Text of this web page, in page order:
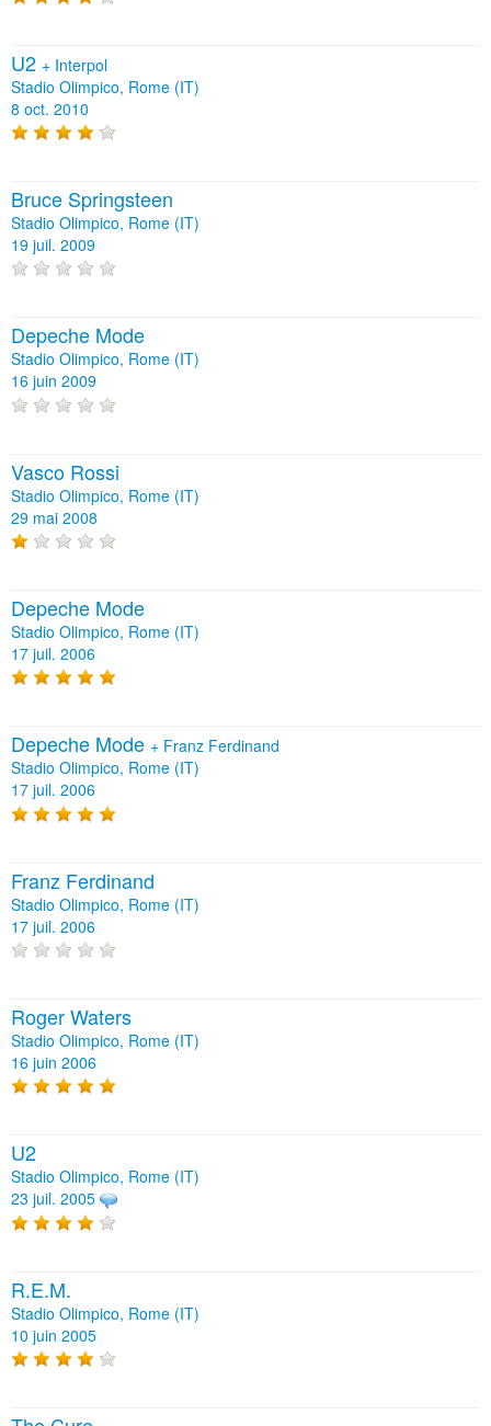
U2 + Interpol
Stadio Olimpico, Rome (IT)
8 oct. 2010
Bruce Springsteen
Stadio Olimpico, Rome (IT)
19 juil. 2009
Depeche Mode
Stadio Olimpico, Rome (IT)
16 juin 2009
Vasco Rossi
Stadio Olimpico, Rome (IT)
29 mai 2008
Depeche Mode
Stadio Olimpico, Rome (IT)
17 juil. 2006
Depeche Mode + Franz Ferdinand
Stadio Olimpico, Rome (IT)
17 juil. 2006
Franz Ferdinand
Stadio Olimpico, Rome (IT)
17 juil. 2006
Roger Waters
Stadio Olimpico, Rome (IT)
16 juin 2006
U2
Stadio Olimpico, Rome (IT)
23 juil. 2005
R.E.M.
Stadio Olimpico, Rome (IT)
10 juin 2005